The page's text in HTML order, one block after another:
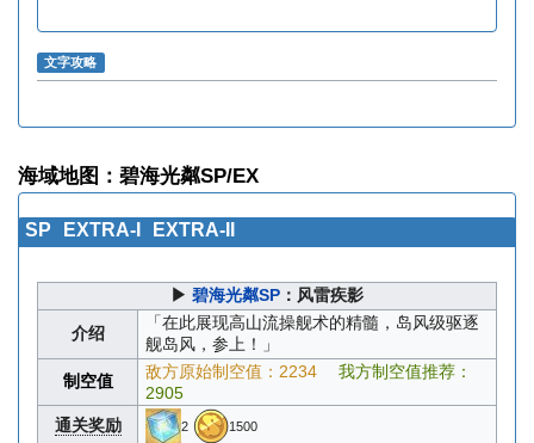
文字攻略
海域地图：碧海光粼SP/EX
SP EXTRA-I EXTRA-II
▶ 碧海光粼SP ：风雷疾影
介绍
「在此展现高山流操舰术的精髓，岛风级驱逐
舰岛风，参上！」
制空值
敌方原始制空值：2234
我方制空值推荐：
2905
通关奖励
2 1500